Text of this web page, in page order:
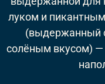
луком и
(выдержанный
солёным вкусом) —